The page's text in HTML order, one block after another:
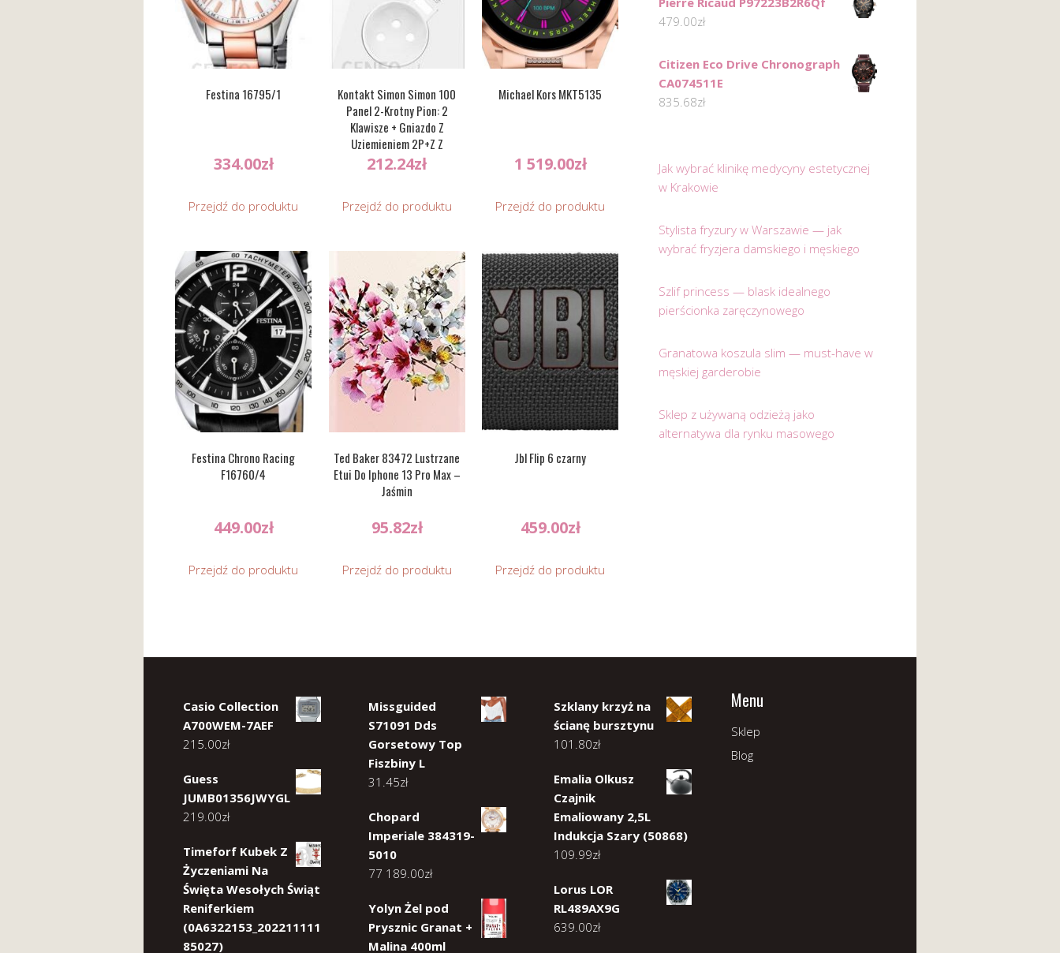
Festina 16795/1
334.00zł
Przejdź do produktu
Kontakt Simon Simon 100
Panel 2-Krotny Pion: 2
Klawisze + Gniazdo Z
Uziemieniem 2P+Z Z
Zintegrowaną Ładowarką Usb
212.24zł
Przejdź do produktu
Michael Kors MKT5135
1 519.00zł
Przejdź do produktu
Festina Chrono Racing
F16760/4
449.00zł
Przejdź do produktu
Ted Baker 83472 Lustrzane
Etui Do Iphone 13 Pro Max –
Jaśmin
95.82zł
Przejdź do produktu
Jbl Flip 6 czarny
459.00zł
Przejdź do produktu
479.00zł
Citizen Eco Drive Chronograph
CA074511E
835.68zł
Jak wybrać klinikę medycyny estetycznej
w Krakowie
Stylista fryzury w Warszawie — jak
wybrać fryzjera damskiego i męskiego
Szlif princess — blask idealnego
pierścionka zaręczynowego
Granatowa koszula slim — must-have w
męskiej garderobie
Sklep z używaną odzieżą jako
alternatywa dla rynku masowego
Casio Collection
A700WEM-7AEF
215.00zł
Guess
JUMB01356JWYGL
219.00zł
Timeforf Kubek Z
Życzeniami Na
Święta Wesołych Świąt
Reniferkiem
(0A6322153_202211111
85027)
Missguided
S71091 Dds
Gorsetowy Top
Fiszbiny L
31.45zł
Chopard
Imperiale 384319-
5010
77 189.00zł
Yolyn Żel pod
Prysznic Granat +
Malina 400ml
Szklany krzyż na
ścianę bursztynu
101.80zł
Emalia Olkusz
Czajnik
Emaliowany 2,5L
Indukcja Szary (50868)
109.99zł
Lorus LOR
RL489AX9G
639.00zł
Menu
Sklep
Blog